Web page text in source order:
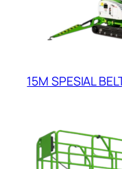
15M SPESIAL